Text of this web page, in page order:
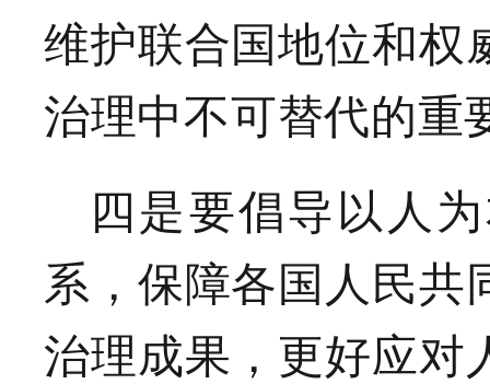
维护联合国地位和权
治理中不可替代的重
四是要倡导以人
系，保障各国人民共
治理成果，更好应对